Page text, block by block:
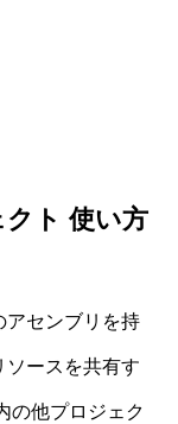
ト 使い方
アセンブリを持
ソースを共有す
の他プロジェク